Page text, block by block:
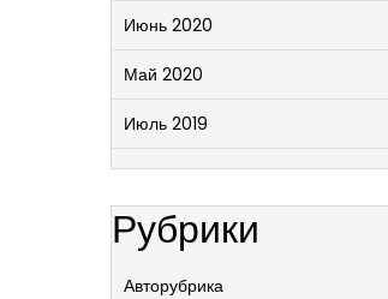
Июнь 2020
Май 2020
Июль 2019
Рубрики
Авторубрика